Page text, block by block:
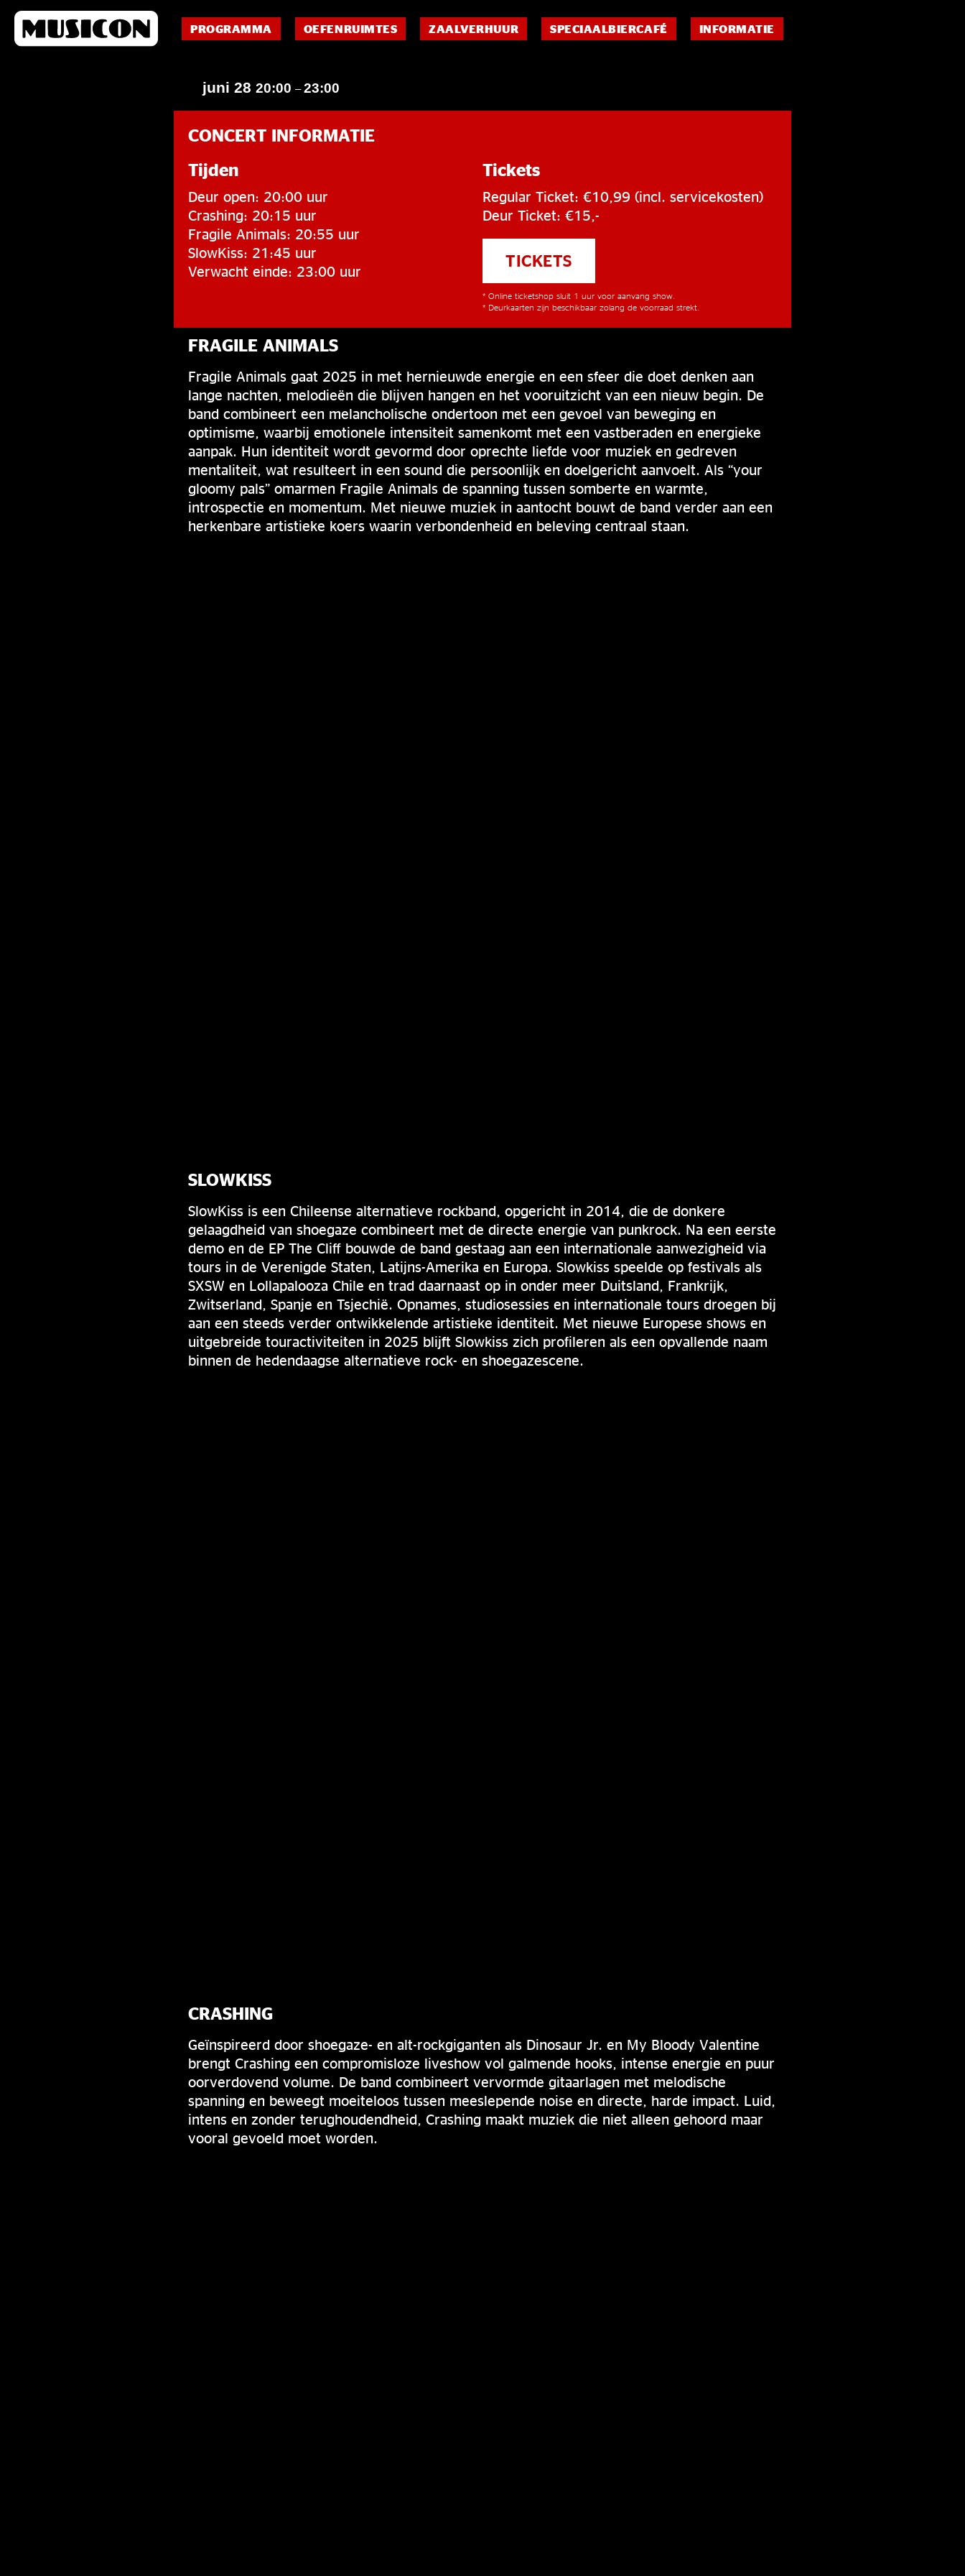
PROGRAMMA OEFENRUIMTES ZAALVERHUUR SPECIAALBIERCAFÉ INFORMATIE
juni 28 20:00 –23:00
CONCERT INFORMATIE
Tijden
Deur open: 20:00 uur
Crashing: 20:15 uur
Fragile Animals: 20:55 uur
SlowKiss: 21:45 uur
Verwacht einde: 23:00 uur
Tickets
Regular Ticket: €10,99 (incl. servicekosten)
Deur Ticket: €15,-
TICKETS
* Online ticketshop sluit 1 uur voor aanvang show.
* Deurkaarten zijn beschikbaar zolang de voorraad strekt.
FRAGILE ANIMALS
Fragile Animals gaat 2025 in met hernieuwde energie en een sfeer die doet denken aan
lange nachten, melodieën die blijven hangen en het vooruitzicht van een nieuw begin. De
band combineert een melancholische ondertoon met een gevoel van beweging en
optimisme, waarbij emotionele intensiteit samenkomt met een vastberaden en energieke
aanpak. Hun identiteit wordt gevormd door oprechte liefde voor muziek en gedreven
mentaliteit, wat resulteert in een sound die persoonlijk en doelgericht aanvoelt. Als “your
gloomy pals” omarmen Fragile Animals de spanning tussen somberte en warmte,
introspectie en momentum. Met nieuwe muziek in aantocht bouwt de band verder aan een
herkenbare artistieke koers waarin verbondenheid en beleving centraal staan.
SLOWKISS
SlowKiss is een Chileense alternatieve rockband, opgericht in 2014, die de donkere
gelaagdheid van shoegaze combineert met de directe energie van punkrock. Na een eerste
demo en de EP The Cliff bouwde de band gestaag aan een internationale aanwezigheid via
tours in de Verenigde Staten, Latijns-Amerika en Europa. Slowkiss speelde op festivals als
SXSW en Lollapalooza Chile en trad daarnaast op in onder meer Duitsland, Frankrijk,
Zwitserland, Spanje en Tsjechië. Opnames, studiosessies en internationale tours droegen bij
aan een steeds verder ontwikkelende artistieke identiteit. Met nieuwe Europese shows en
uitgebreide touractiviteiten in 2025 blijft Slowkiss zich profileren als een opvallende naam
binnen de hedendaagse alternatieve rock- en shoegazescene.
CRASHING
Geïnspireerd door shoegaze- en alt-rockgiganten als Dinosaur Jr. en My Bloody Valentine
brengt Crashing een compromisloze liveshow vol galmende hooks, intense energie en puur
oorverdovend volume. De band combineert vervormde gitaarlagen met melodische
spanning en beweegt moeiteloos tussen meeslepende noise en directe, harde impact. Luid,
intens en zonder terughoudendheid, Crashing maakt muziek die niet alleen gehoord maar
vooral gevoeld moet worden.